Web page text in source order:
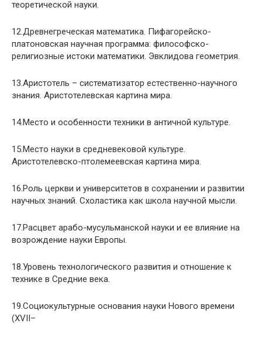
теоретической науки.
12.Древнегреческая математика. Пифагорейско-
платоновская научная программа: философско-
религиозные истоки математики. Эвклидова геометрия.
13.Аристотель – систематизатор естественно-научного
знания. Аристотелевская картина мира.
14.Место и особенности техники в античной культуре.
15.Место науки в средневековой культуре.
Аристотелевско-птолемеевская картина мира.
16.Роль церкви и университетов в сохранении и развитии
научных знаний. Схоластика как школа научной мысли.
17.Расцвет арабо-мусульманской науки и ее влияние на
возрождение науки Европы.
18.Уровень технологического развития и отношение к
технике в Средние века.
19.Социокультурные основания науки Нового времени
(XVII–